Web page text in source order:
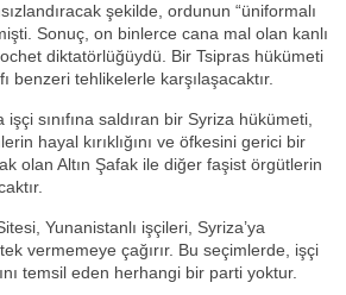
şekilde, ordunun “üniformalı
Sonuç, on binlerce cana mal olan kanlı
diktatörlüğüydü. Bir Tsipras hükümeti
benzeri tehlikelerle karşılaşacaktır.
sınıfına saldıran bir Syriza hükümeti,
hayal kırıklığını ve öfkesini gerici bir
olan Altın Şafak ile diğer faşist örgütlerin
Yunanistanlı işçileri, Syriza’ya
vermemeye çağırır. Bu seçimlerde, işçi
temsil eden herhangi bir parti yoktur.